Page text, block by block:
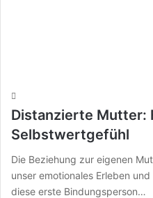
Distanzierte Mutter:
Selbstwertgefühl
Die Beziehung zur eigenen
unser emotionales Erleben
diese erste Bindungsperson…